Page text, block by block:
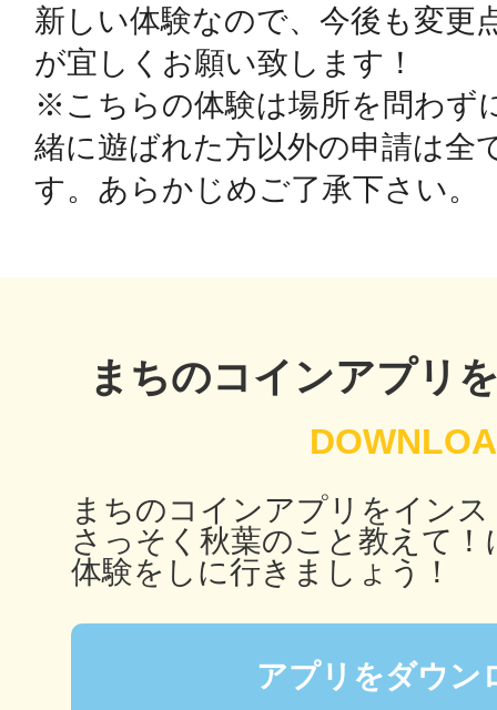
新しい体験なので、今後も変更
が宜しくお願い致します！
※こちらの体験は場所を問わず
緒に遊ばれた方以外の申請は全
まちのコインアプリ
まちのコインアプリをイン
さっそく秋葉のこと教えて！
体験をしに行きましょう！
アプリをダウン
池袋
秋葉原
日置